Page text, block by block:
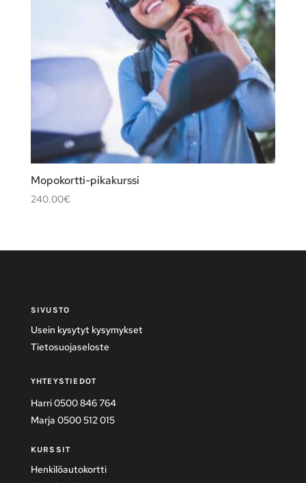
Mopokortti-pikakurssi
240.00€
SIVUSTO
Usein kysytyt kysymykset
Tietosuojaseloste
YHTEYSTIEDOT
Harri 0500 846 764
Marja 0500 512 015
KURSSIT
Henkilöautokortti